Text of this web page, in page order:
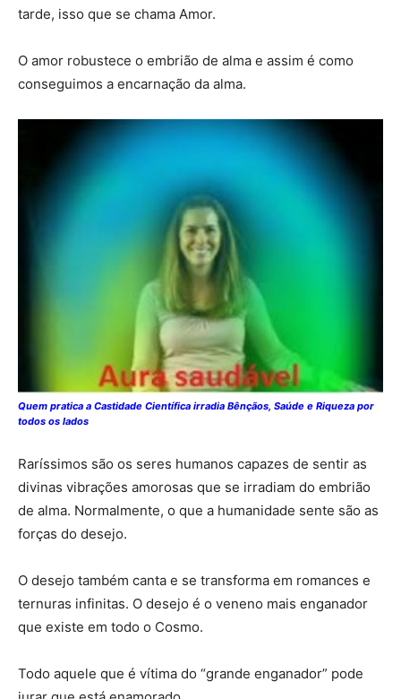
tarde, isso que se chama Amor.
O amor robustece o embrião de alma e assim é como
conseguimos a encarnação da alma.
Quem pratica a Castidade Científica irradia Bênçãos, Saúde e Riqueza por
todos os lados
Raríssimos são os seres humanos capazes de sentir as
divinas vibrações amorosas que se irradiam do embrião
de alma. Normalmente, o que a humanidade sente são as
forças do desejo.
O desejo também canta e se transforma em romances e
ternuras infinitas. O desejo é o veneno mais enganador
que existe em todo o Cosmo.
Todo aquele que é vítima do “grande enganador” pode